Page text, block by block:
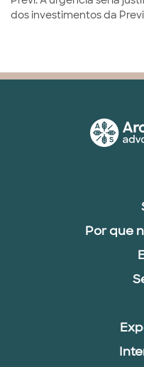
dos investimentos da
Por que